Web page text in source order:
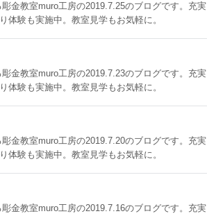
金教室muro工房の2019.7.25のブログです。充実
体験も実施中。教室見学もお気軽に。
金教室muro工房の2019.7.23のブログです。充実
体験も実施中。教室見学もお気軽に。
金教室muro工房の2019.7.20のブログです。充実
体験も実施中。教室見学もお気軽に。
金教室muro工房の2019.7.16のブログです。充実